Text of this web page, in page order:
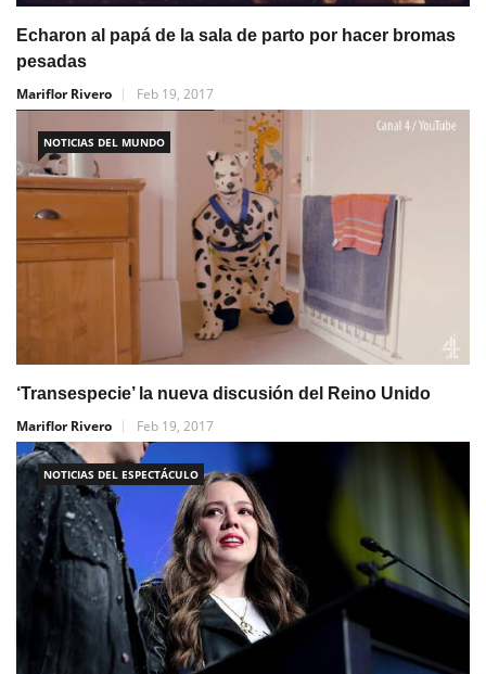
Echaron al papá de la sala de parto por hacer bromas
pesadas
Mariflor Rivero
Feb 19, 2017
NOTICIAS DEL MUNDO
‘Transespecie’ la nueva discusión del Reino Unido
Mariflor Rivero
Feb 19, 2017
NOTICIAS DEL ESPECTÁCULO